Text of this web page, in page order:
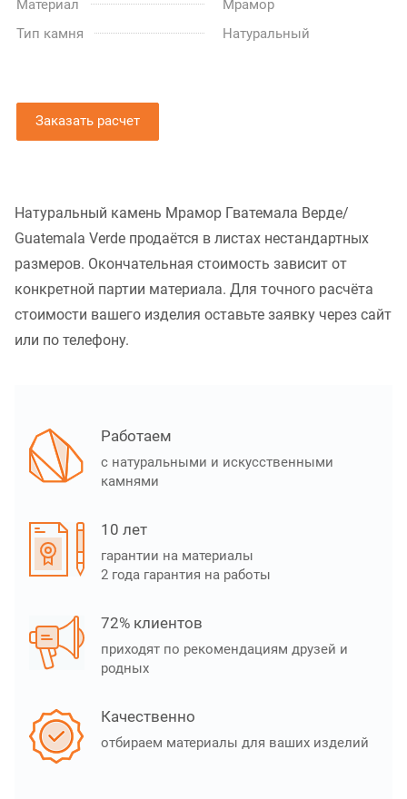
Материал
Мрамор
Тип камня
Натуральный
Заказать расчет
Натуральный камень Мрамор Гватемала Верде/
Guatemala Verde продаётся в листах нестандартных
размеров. Окончательная стоимость зависит от
конкретной партии материала. Для точного расчёта
стоимости вашего изделия оставьте заявку через сайт
или по телефону.
Работаем
с натуральными и искусственными
камнями
10 лет
гарантии на материалы
2 года гарантия на работы
72% клиентов
приходят по рекомендациям друзей и
родных
Качественно
отбираем материалы для ваших изделий